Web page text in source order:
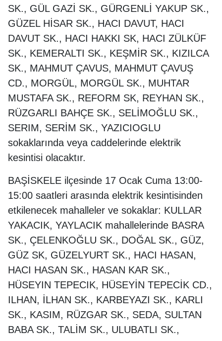
SK., GÜL GAZİ SK., GÜRGENLİ YAKUP SK.,
GÜZEL HİSAR SK., HACI DAVUT, HACI
DAVUT SK., HACI HAKKI SK, HACI ZÜLKÜF
SK., KEMERALTI SK., KEŞMİR SK., KIZILCA
SK., MAHMUT ÇAVUS, MAHMUT ÇAVUŞ
CD., MORGÜL, MORGÜL SK., MUHTAR
MUSTAFA SK., REFORM SK, REYHAN SK.,
RÜZGARLI BAHÇE SK., SELİMOĞLU SK.,
SERIM, SERİM SK., YAZICIOGLU
sokaklarında veya caddelerinde elektrik
kesintisi olacaktır.
BAŞİSKELE ilçesinde 17 Ocak Cuma 13:00-
15:00 saatleri arasında elektrik kesintisinden
etkilenecek mahalleler ve sokaklar: KULLAR
YAKACIK, YAYLACIK mahallelerinde BASRA
SK., ÇELENKOĞLU SK., DOĞAL SK., GÜZ,
GÜZ SK, GÜZELYURT SK., HACI HASAN,
HACI HASAN SK., HASAN KAR SK.,
HÜSEYIN TEPECIK, HÜSEYİN TEPECİK CD.,
ILHAN, İLHAN SK., KARBEYAZI SK., KARLI
SK., KASIM, RÜZGAR SK., SEDA, SULTAN
BABA SK., TALİM SK., ULUBATLI SK.,